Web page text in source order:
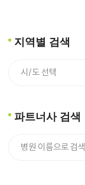
지역별 검색
파트너사 검색